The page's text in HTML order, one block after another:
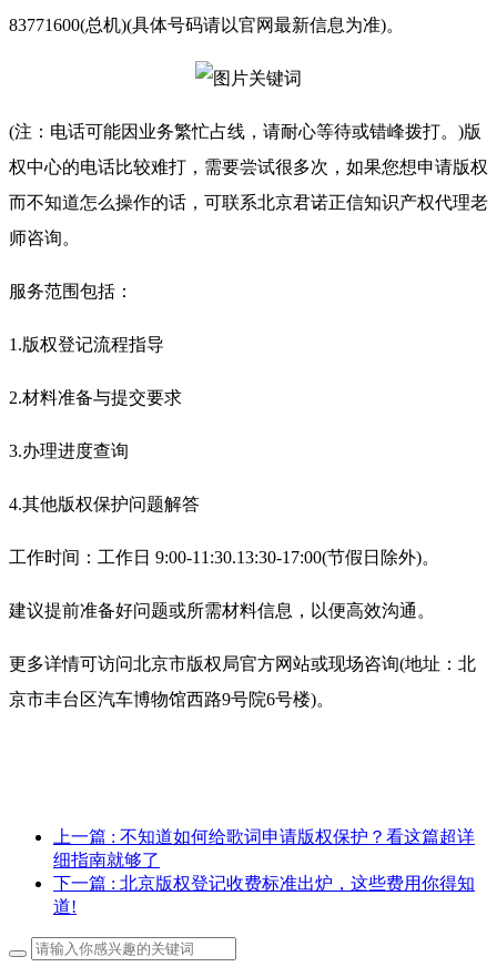
83771600(总机)(具体号码请以官网最新信息为准)。
(注：电话可能因业务繁忙占线，请耐心等待或错峰拨打。)版
权中心的电话比较难打，需要尝试很多次，如果您想申请版权
而不知道怎么操作的话，可联系北京君诺正信知识产权代理老
师咨询。
服务范围包括：
1.版权登记流程指导
2.材料准备与提交要求
3.办理进度查询
4.其他版权保护问题解答
工作时间：工作日 9:00-11:30.13:30-17:00(节假日除外)。
建议提前准备好问题或所需材料信息，以便高效沟通。
更多详情可访问北京市版权局官方网站或现场咨询(地址：北
京市丰台区汽车博物馆西路9号院6号楼)。
上一篇 : 不知道如何给歌词申请版权保护？看这篇超详
细指南就够了
下一篇 : 北京版权登记收费标准出炉，这些费用你得知
道!